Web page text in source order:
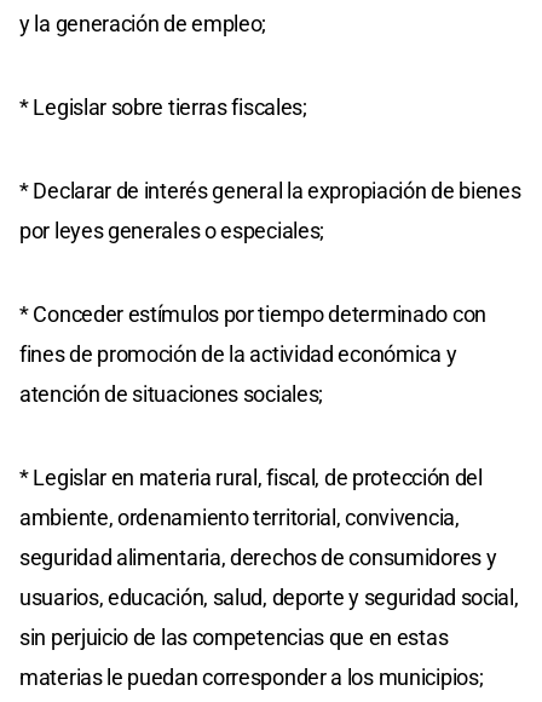
y la generación de empleo;
* Legislar sobre tierras fiscales;
* Declarar de interés general la expropiación de bienes
por leyes generales o especiales;
* Conceder estímulos por tiempo determinado con
fines de promoción de la actividad económica y
atención de situaciones sociales;
* Legislar en materia rural, fiscal, de protección del
ambiente, ordenamiento territorial, convivencia,
seguridad alimentaria, derechos de consumidores y
usuarios, educación, salud, deporte y seguridad social,
sin perjuicio de las competencias que en estas
materias le puedan corresponder a los municipios;